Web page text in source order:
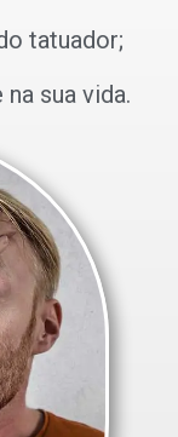
tatuador;
sua vida.